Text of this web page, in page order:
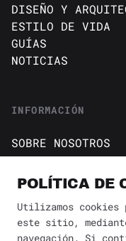
DISEÑO Y
ESTILO DE VIDA
GUÍAS
NOTICIAS
INFORMACIÓN
SOBRE NOSOTROS
CONTACTO
Política de
AVISO DE
POLÍTICA DE
Utilizamos
este sitio,
navegación. Si